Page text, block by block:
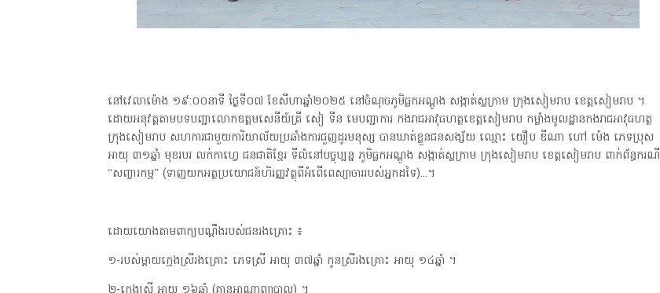
នៅវេលាម៉ោង ១៩:០០នាទី ថ្ងៃទី០៧ ខែសីហាឆ្នាំ២០២៥ នៅចំណុចភូមិធ្លកអណ្តូង សង្កាត់ស្លក្រាម ក្រុងសៀមរាប ខេត្តសៀមរាប ។
ដោយអនុវត្តតាមបទបញ្ជាលោកឧត្តមសេនីយ៍ត្រី សៀ ទីន មេបញ្ជាការ កងរាជអាវុធហត្ថខេត្តសៀមរាប កម្លាំងមូលដ្ឋានកងរាជអាវុធហត្ថ
ក្រុងសៀមរាប សហការជាមួយការិយាល័យប្រឆាំងការជួញដូរមនុស្ស បានឃាត់ខ្លួនជនសង្ស័យ ឈ្មោះ យឿប ឌីណា ហៅ ម៉េង ភេទប្រុស
អាយុ ៣១ឆ្នាំ មុខរបរ លក់កាហ្វេ ជនជាតិខ្មែរ ទីលំនៅបច្ចុប្បន្ន ភូមិធ្លកអណ្តូង សង្កាត់ស្លក្រាម ក្រុងសៀមរាប ខេត្តសៀមរាប ពាក់ព័ន្ធករណី
“សញ្ចារកម្ម” (ទាញយកអត្ថប្រយោជន៍ហិរញ្ញវត្ថុពីអំពើពេស្យាចាររបស់អ្នកដទៃ)...។
ដោយយោងតាមពាក្យបណ្ដឹងរបស់ជនរងគ្រោះ ៖
១-របស់ម្ដាយក្មេងស្រីរងគ្រោះ ភេទស្រី អាយុ ៣៧ឆ្នាំ កូនស្រីរងគ្រោះ អាយុ ១៤ឆ្នាំ ។